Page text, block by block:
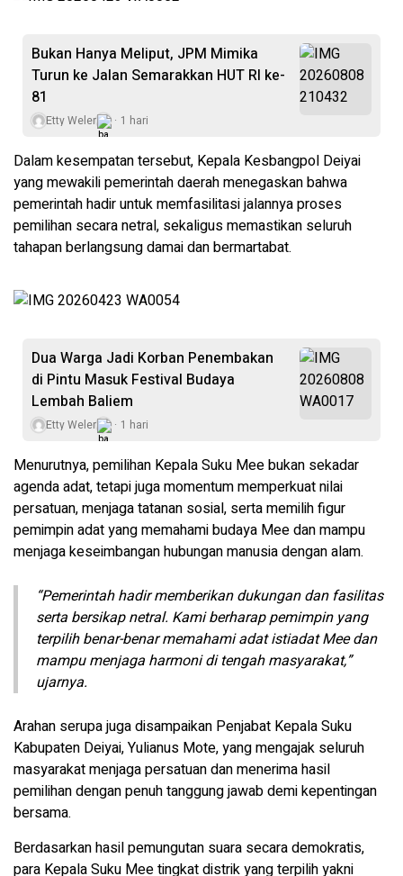
Bukan Hanya Meliput, JPM Mimika
Turun ke Jalan Semarakkan HUT RI ke-
81
Etty Weler 1 hari
Dalam kesempatan tersebut, Kepala Kesbangpol Deiyai
yang mewakili pemerintah daerah menegaskan bahwa
pemerintah hadir untuk memfasilitasi jalannya proses
pemilihan secara netral, sekaligus memastikan seluruh
tahapan berlangsung damai dan bermartabat.
Dua Warga Jadi Korban Penembakan
di Pintu Masuk Festival Budaya
Lembah Baliem
Etty Weler 1 hari
Menurutnya, pemilihan Kepala Suku Mee bukan sekadar
agenda adat, tetapi juga momentum memperkuat nilai
persatuan, menjaga tatanan sosial, serta memilih figur
pemimpin adat yang memahami budaya Mee dan mampu
menjaga keseimbangan hubungan manusia dengan alam.
“Pemerintah hadir memberikan dukungan dan fasilitas
serta bersikap netral. Kami berharap pemimpin yang
terpilih benar-benar memahami adat istiadat Mee dan
mampu menjaga harmoni di tengah masyarakat,”
ujarnya.
Arahan serupa juga disampaikan Penjabat Kepala Suku
Kabupaten Deiyai, Yulianus Mote, yang mengajak seluruh
masyarakat menjaga persatuan dan menerima hasil
pemilihan dengan penuh tanggung jawab demi kepentingan
bersama.
Berdasarkan hasil pemungutan suara secara demokratis,
para Kepala Suku Mee tingkat distrik yang terpilih yakni